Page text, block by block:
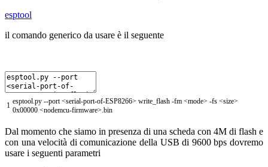
esptool
il comando generico da usare è il seguente
1 esptool py --port <serial-port-of-ESP8266> write_flash -fm <mode> -fs <size>
0x00000 <nodemcu-firmware> bin
Dal momento che siamo in presenza di una scheda con 4M di flash e
con una velocità di comunicazione della USB di 9600 bps dovremo
usare i seguenti parametri